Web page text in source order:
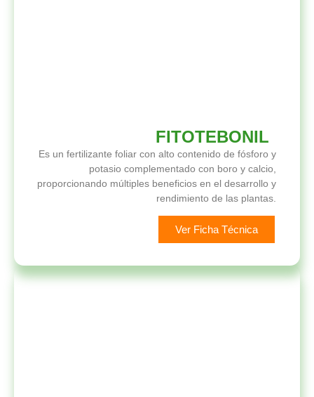
FITOTEBONIL
Es un fertilizante foliar con alto contenido de fósforo y
potasio complementado con boro y calcio,
proporcionando múltiples beneficios en el desarrollo y
rendimiento de las plantas.
Ver Ficha Técnica